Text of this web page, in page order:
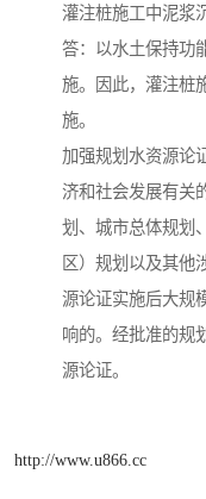
灌注桩施工中泥浆
答：以水土保持功
施。因此，灌注桩
施。
加强规划水资源论
济和社会发展有关
划、城市总体规划
区）规划以及其他
源论证实施后大规
响的。经批准的规
源论证。
http://www.u866.cc